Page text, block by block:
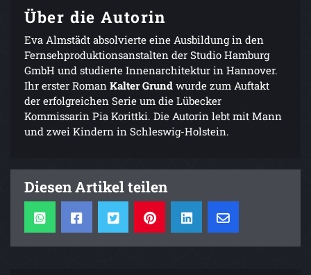
Über die Autorin
Eva Almstädt absolvierte eine Ausbildung in den
Fernsehproduktionsanstalten der Studio Hamburg
GmbH und studierte Innenarchitektur in Hannover.
Ihr erster Roman Kalter Grund wurde zum Auftakt
der erfolgreichen Serie um die Lübecker
Kommissarin Pia Korittki. Die Autorin lebt mit Mann
und zwei Kindern in Schleswig-Holstein.
Diesen Artikel teilen